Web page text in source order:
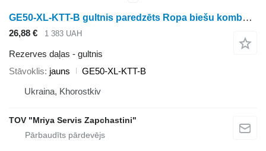
GE50-XL-KTT-B gultnis paredzēts Ropa biešu kombaina
26,88 € 1 383 UAH
Rezerves daļas - gultnis
Stāvoklis jauns
GE50-XL-KTT-B
Ukraina, Khorostkiv
TOV "Mriya Servis Zapchastini"